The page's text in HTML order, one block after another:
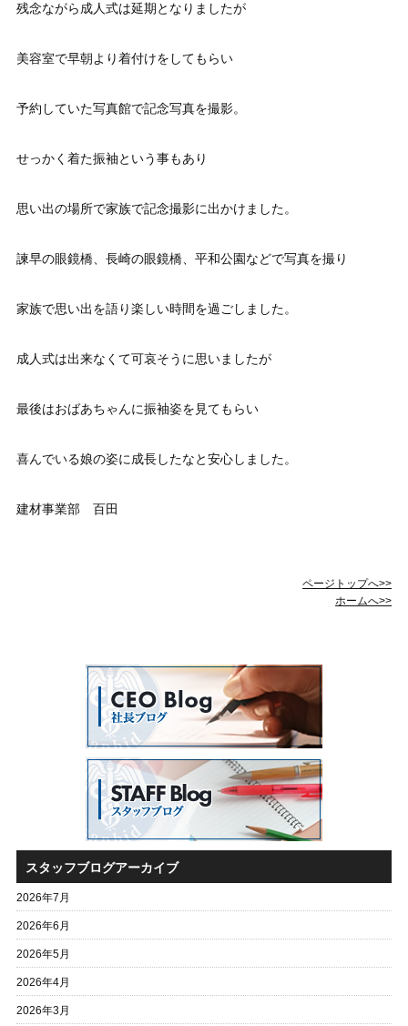
残念ながら成人式は延期となりましたが
美容室で早朝より着付けをしてもらい
予約していた写真館で記念写真を撮影。
せっかく着た振袖という事もあり
思い出の場所で家族で記念撮影に出かけました。
諫早の眼鏡橋、長崎の眼鏡橋、平和公園などで写真を撮り
家族で思い出を語り楽しい時間を過ごしました。
成人式は出来なくて可哀そうに思いましたが
最後はおばあちゃんに振袖姿を見てもらい
喜んでいる娘の姿に成長したなと安心しました。
建材事業部 百田
ページトップへ>>
ホームへ>>
スタッフブログアーカイブ
2026年7月
2026年6月
2026年5月
2026年4月
2026年3月